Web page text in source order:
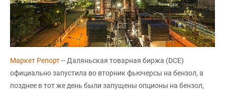
Маркет Репорт-- Даляньская товарная биржа (DCE)
официально запустила во вторник фьючерсы на бензол, а
позднее в тот же день были запущены опционы на бензол,